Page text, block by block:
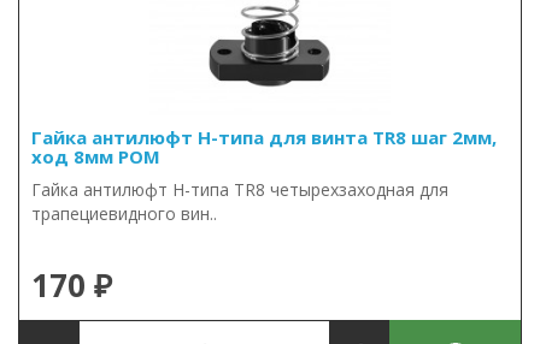
Гайка антилюфт Н-типа для винта TR8 шаг 2мм,
ход 8мм POM
Гайка антилюфт Н-типа TR8 четырехзаходная для
трапециевидного вин..
170 ₽